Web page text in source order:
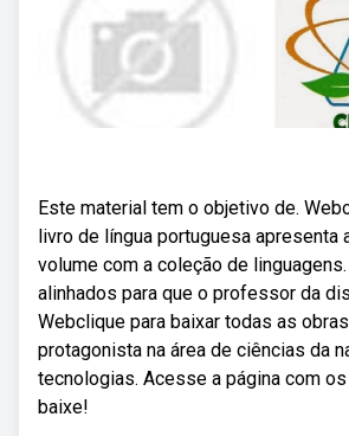
Este material tem o objetivo de.
livro de língua portuguesa apresenta
volume com a coleção de
alinhados para que o professor da
Webclique para baixar todas as
protagonista na área de ciências da
tecnologias. Acesse a página com
baixe!